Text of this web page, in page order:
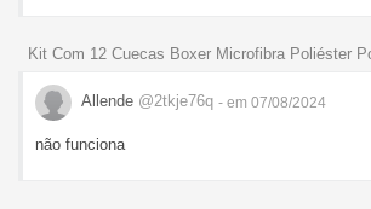
Kit Com 12 Cuecas Boxer Microfibra Poliéster
Allende @2tkje76q - em 07/08/2024
não funciona